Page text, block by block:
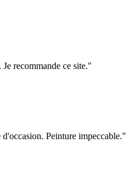
recommande ce site."
Peinture impeccable."